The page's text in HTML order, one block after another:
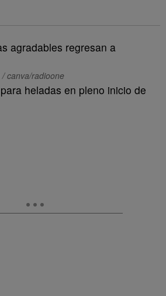
canva/radioone
heladas en pleno inicio de